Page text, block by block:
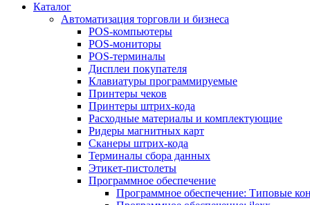
Каталог
Автоматизация торговли и бизнеса
POS-компьютеры
POS-мониторы
POS-терминалы
Дисплеи покупателя
Клавиатуры программируемые
Принтеры чеков
Принтеры штрих-кода
Расходные материалы и комплектующие
Ридеры магнитных карт
Сканеры штрих-кода
Терминалы сбора данных
Этикет-пистолеты
Программное обеспечение
Программное обеспечение: Типовые